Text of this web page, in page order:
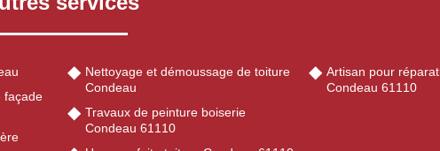
façade
Nettoyage et démoussage de toiture
Condeau
Travaux de peinture boiserie
Condeau 61110
Artisan pour
Condeau 61110